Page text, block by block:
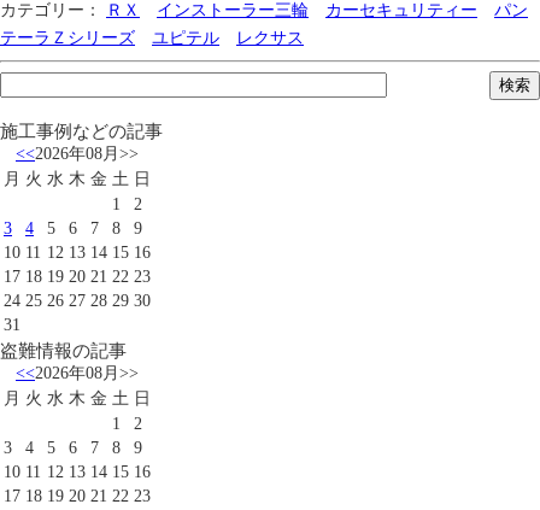
カテゴリー： ＲＸ インストーラー三輪 カーセキュリティー
パン
テーラＺシリーズ
ユピテル レクサス
施工事例などの記事
<<2026年08月 >>
月 火 水 木 金 土 日
1
2
3
4 5 6 7 8
9
10 11 12 13 14 15 16
17 18 19 20 21 22 23
24 25 26 27 28 29 30
31
盗難情報の記事
<<2026年08月 >>
月 火 水 木 金 土 日
1
2
3
4 5 6 7 8
9
10 11 12 13 14 15 16
17 18 19 20 21 22 23